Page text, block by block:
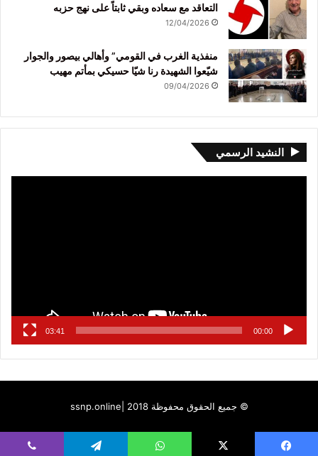
التعاقد مع سعاده وبقي ثابتاً على نهج حزبه
12/04/2026
منفذية الغرب في القومي” وأهالي بيصور والجوار
شيّعوا الشهيدة رنا شيّا حسيكي بمأتم مهيب
09/04/2026
النشيد الرسمي
00:00
03:41
© جميع الحقوق محفوظة 2018 | ssnp.online